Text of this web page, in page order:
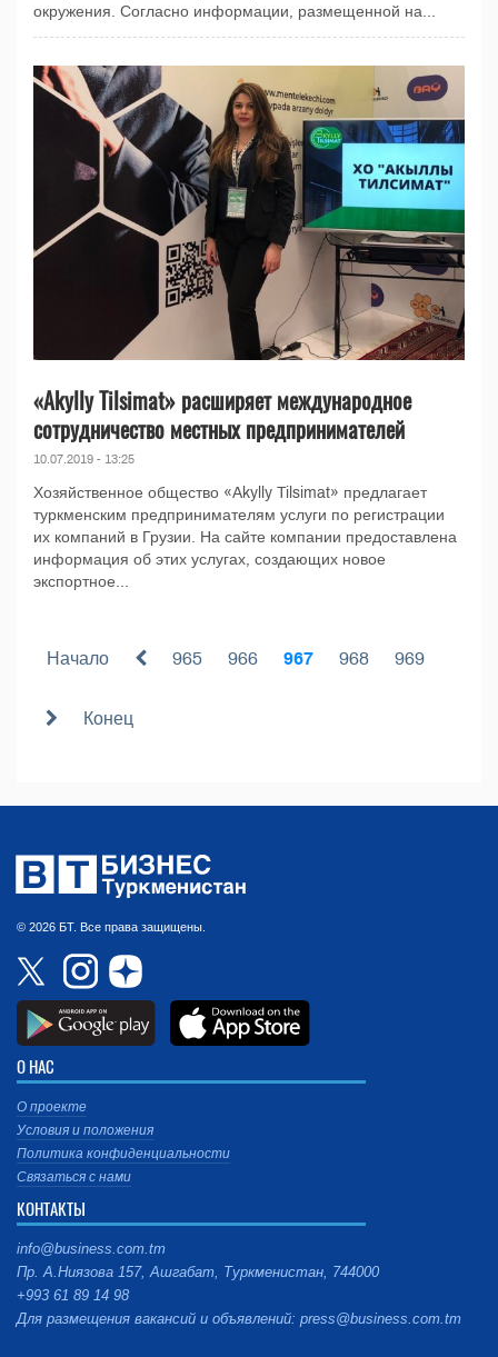
окружения. Согласно информации, размещенной на...
«Akylly Tilsimat» расширяет международное
сотрудничество местных предпринимателей
10.07.2019 - 13:25
Хозяйственное общество «Akylly Tilsimat» предлагает
туркменским предпринимателям услуги по регистрации
их компаний в Грузии. На сайте компании предоставлена
информация об этих услугах, создающих новое
экспортное...
Начало 965 966 967 968 969
Конец
© 2026 БТ. Все права защищены.
О НАС
О проекте
Условия и положения
Политика конфиденциальности
Связаться с нами
КОНТАКТЫ
info@business.com.tm
Пр. А.Ниязова 157, Ашгабат, Туркменистан, 744000
+993 61 89 14 98
Для размещения вакансий и объявлений: press@business.com.tm